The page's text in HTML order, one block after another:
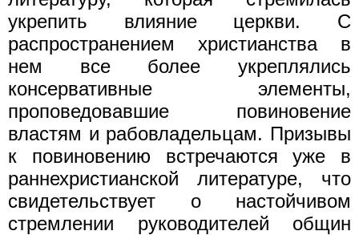
укрепить влияние церкви. С
распространением христианства в
нем все более укреплялись
консервативные элементы,
проповедовавшие повиновение
властям и рабовладельцам. Призывы
к повиновению встречаются уже в
раннехристианской литературе, что
свидетельствует о настойчивом
стремлении руководителей общин